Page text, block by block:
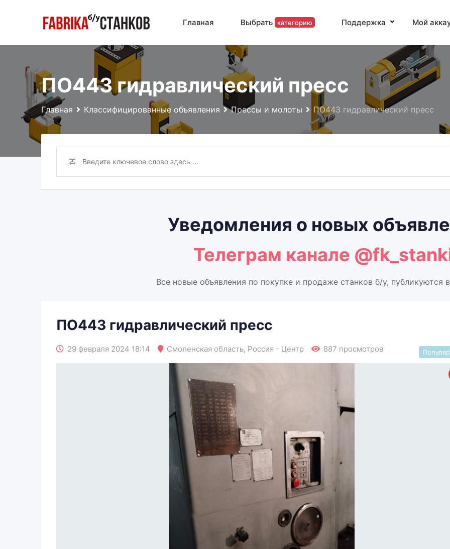
Главная Выбрать категорию Поддержка Мой
ПО443 гидравлический пресс
Главная Классифицированные объявления Прессы и молоты ПО443 гидравлический пресс
Уведомления о новых
Телеграм канале
Все новые объявления по покупке и продаже станков б/у, публикуются
ПО443 гидравлический пресс
29 февраля 2024 18:14 Смоленская область, Россия - Центр 887 просмотров